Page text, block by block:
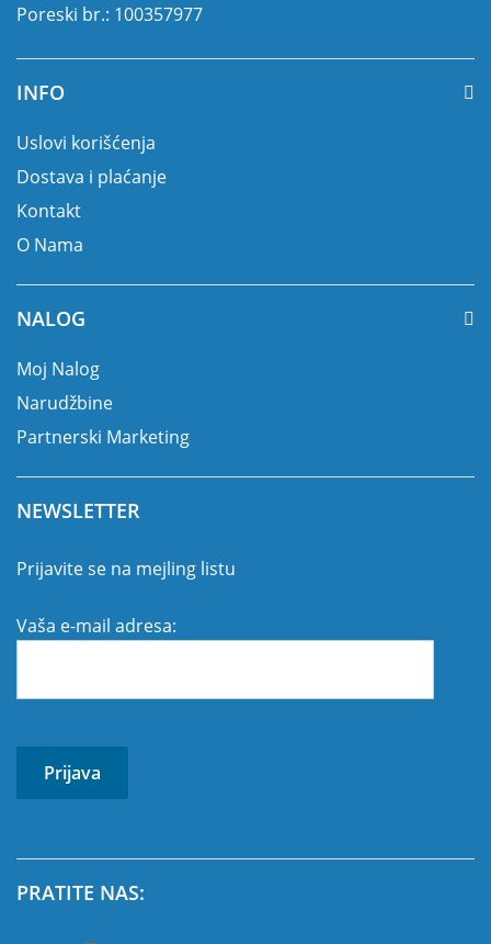
Poreski br.: 100357977
INFO
Uslovi korišćenja
Dostava i plaćanje
Kontakt
O Nama
NALOG
Moj Nalog
Narudžbine
Partnerski Marketing
NEWSLETTER
Prijavite se na mejling listu
Vaša e-mail adresa:
PRATITE NAS: